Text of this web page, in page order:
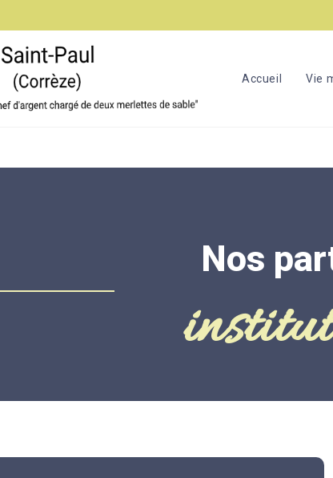
Accueil Vie
Nos